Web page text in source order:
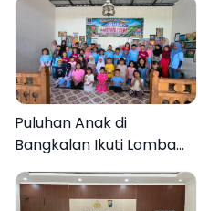
Puluhan Anak di
Bangkalan Ikuti Lomba
Mewarnai Bertema
Liburan Keluarga